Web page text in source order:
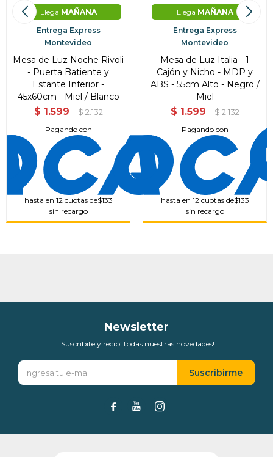
Llega MAÑANA
Entrega Express
Montevideo
Mesa de Luz Noche Rivoli
- Puerta Batiente y
Estante Inferior -
45x60cm - Miel / Blanco
$ 1.599 $ 2.132
Pagando con
hasta en 12 cuotas de$133
sin recargo
Llega MAÑANA
Entrega Express
Montevideo
Mesa de Luz Italia - 1
Cajón y Nicho - MDP y
ABS - 55cm Alto - Negro /
Miel
$ 1.599 $ 2.132
Pagando con
hasta en 12 cuotas de$133
sin recargo
Newsletter
¡Suscribite y recibí todas nuestras novedades!
Suscribirme
  